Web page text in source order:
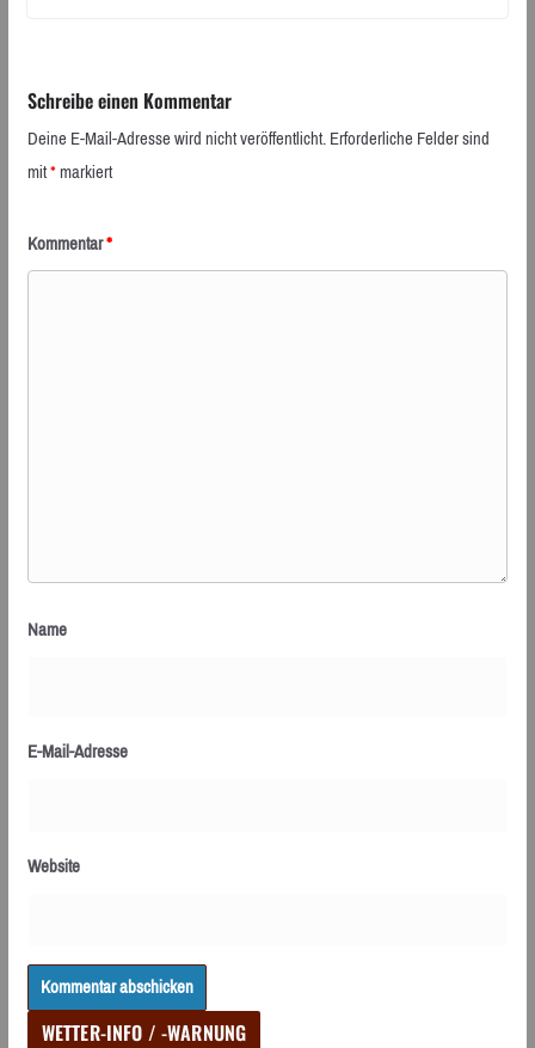
Schreibe einen Kommentar
Deine E-Mail-Adresse wird nicht veröffentlicht.Erforderliche Felder sind
mit*markiert
Kommentar*
Name
E-Mail-Adresse
Website
WETTER-INFO / -WARNUNG